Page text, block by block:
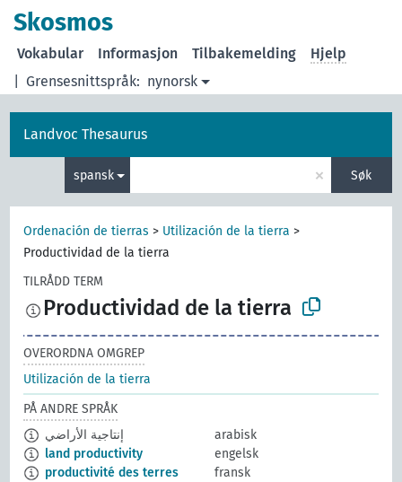
Skosmos
Grensesnittspråk: nynorsk
Vokabular Informasjon Tilbakemelding Hjelp
Landvoc Thesaurus
spansk × Søk
Ordenación de tierras > Utilización de la tierra >
Productividad de la tierra
TILRÅDD TERM
Productividad de la tierra
OVERORDNA OMGREP
Utilización de la tierra
PÅ ANDRE SPRÅK
إنتاجية الأراضي
arabisk
land productivity
engelsk
productivité des terres
fransk